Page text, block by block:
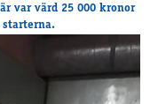
var värd 25 000 kronor
starterna.